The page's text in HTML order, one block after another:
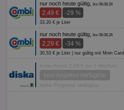
nur noch heute gültig, bis 08.08.26
2,49 € -29 %
33,20 € je Liter
nur noch heute gültig, bis 08.08.26
2,29 € -34 %
30,53 € je Liter | nur gültig mit Moin Card
letzte Aktion 2,29 € vor 3 Wochen
kein Angebot verfügbar
keine Prognose verfügbar